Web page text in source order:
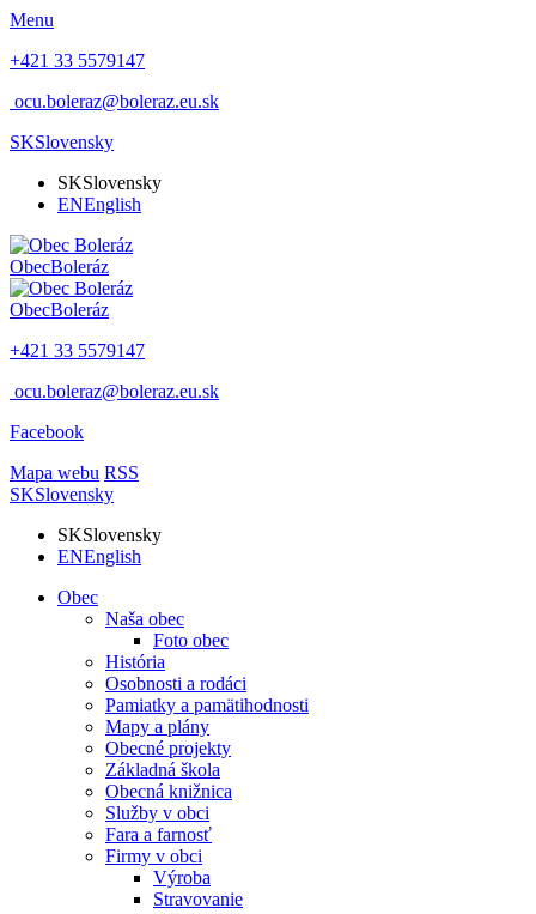
Menu
+421 33 5579147
ocu.boleraz@boleraz.eu.sk
SKSlovensky
SKSlovensky
ENEnglish
ObecBoleráz
ObecBoleráz
+421 33 5579147
ocu.boleraz@boleraz.eu.sk
Facebook
Mapa webu RSS
SKSlovensky
SKSlovensky
ENEnglish
Obec
Naša obec
Foto obec
História
Osobnosti a rodáci
Pamiatky a pamätihodnosti
Mapy a plány
Obecné projekty
Základná škola
Obecná knižnica
Služby v obci
Fara a farnosť
Firmy v obci
Výroba
Stravovanie